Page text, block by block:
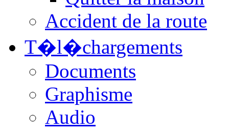
Accident de la route
T�l�chargements
Documents
Graphisme
Audio